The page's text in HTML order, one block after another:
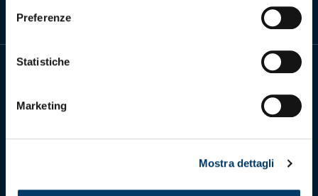
Preferenze
Statistiche
Marketing
Mostra dettagli
Genoa Cricket and Football Club S.p.A.
Iscritto al Registro Stampa del Tribunale di Genova n. 3054 in data 7